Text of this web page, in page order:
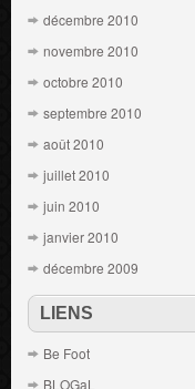
décembre 2010
novembre 2010
octobre 2010
septembre 2010
août 2010
juillet 2010
juin 2010
janvier 2010
décembre 2009
LIENS
Be Foot
BLOGaL